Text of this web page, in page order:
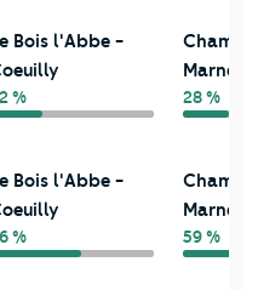
Bois l'Abbe -
%
Marne
28 %
Bois l'Abbe -
%
Marne
59 %